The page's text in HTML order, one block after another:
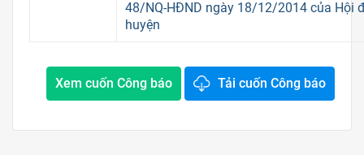
48/NQ-HĐND ngày 18/12/2014 của Hội
huyện
Xem cuốn Công báo Tải cuốn Công báo